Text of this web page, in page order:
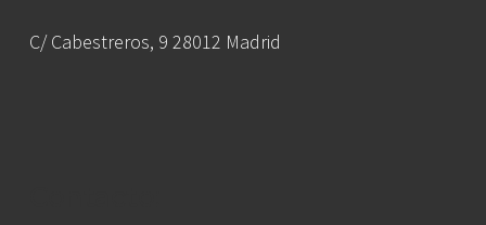
C/ Cabestreros, 9 28012 Madrid